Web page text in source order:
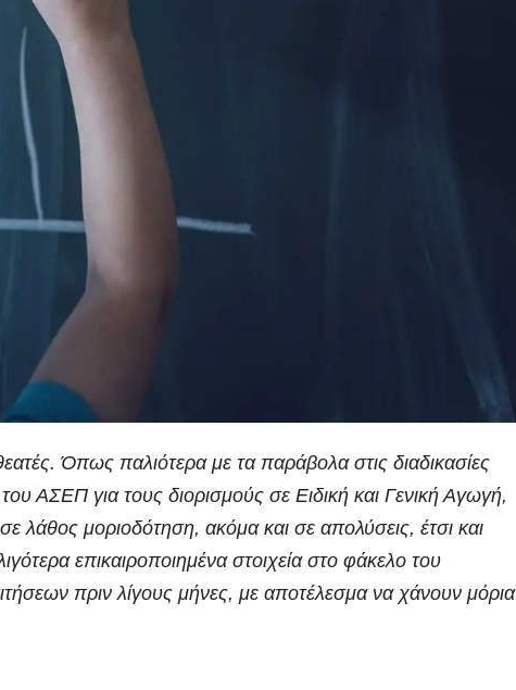
Όπως παλιότερα με τα παράβολα στις διαδικασίες
του ΑΣΕΠ για τους διορισμούς σε Ειδική και Γενική Αγωγή,
λάθος μοριοδότηση, ακόμα και σε απολύσεις, έτσι και
επικαιροποιημένα στοιχεία στο φάκελο του
πριν λίγους μήνες, με αποτέλεσμα να χάνουν μόρια